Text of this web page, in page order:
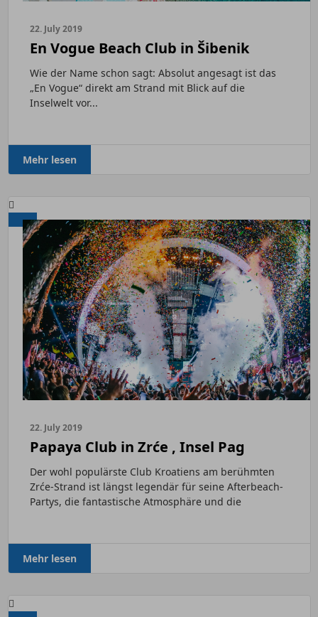
22. July 2019
En Vogue Beach Club in Šibenik
Wie der Name schon sagt: Absolut angesagt ist das
„En Vogue“ direkt am Strand mit Blick auf die
Inselwelt vor...
Mehr lesen
22. July 2019
Papaya Club in Zrće , Insel Pag
Der wohl populärste Club Kroatiens am berühmten
Zrće-Strand ist längst legendär für seine Afterbeach-
Partys, die fantastische Atmosphäre und die
Mehr lesen